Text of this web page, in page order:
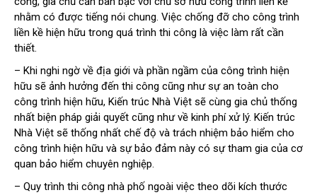
nhằm có được tiếng nói chung. Việc chống đỡ cho công trình
liền kề hiện hữu trong quá trình thi công là việc làm rất cần
thiết.
– Khi nghi ngờ về địa giới và phần ngầm của công trình hiện
hữu sẽ ảnh hưởng đến thi công cũng như sự an toàn cho
công trình hiện hữu, Kiến trúc Nhà Việt sẽ cùng gia chủ thống
nhất biện pháp giải quyết cũng như về kinh phí xử lý. Kiến trúc
Nhà Việt sẽ thống nhất chế độ và trách nhiệm bảo hiểm cho
công trình hiện hữu và sự bảo đảm này có sự tham gia của cơ
quan bảo hiểm chuyên nghiệp.
– Quy trình thi công nhà phố ngoài việc theo dõi kích thước